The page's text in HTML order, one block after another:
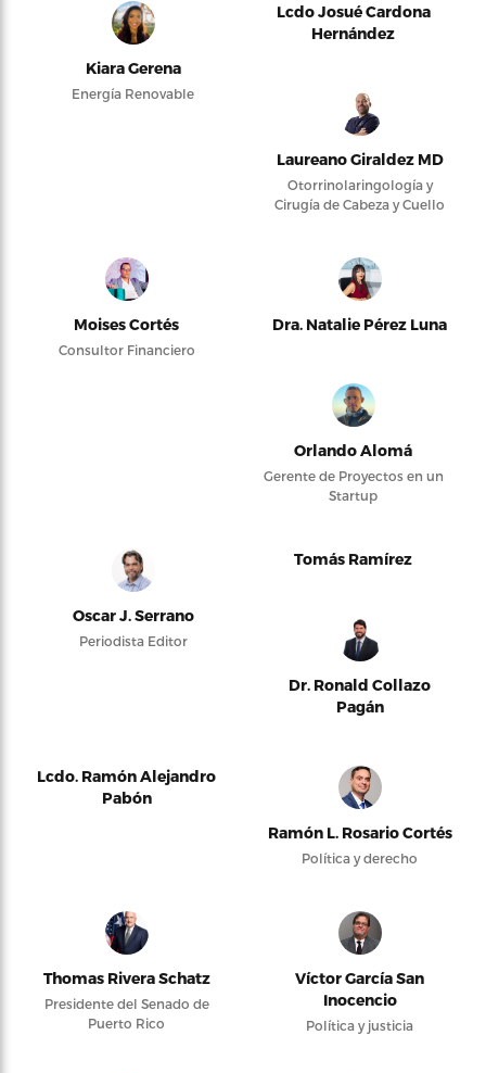
Kiara Gerena
Energía Renovable
Lcdo Josué Cardona
Hernández
Laureano Giraldez MD
Otorrinolaringología y
Cirugía de Cabeza y Cuello
Moises Cortés
Consultor Financiero
Dra. Natalie Pérez Luna
Orlando Alomá
Gerente de Proyectos en un
Startup
Oscar J. Serrano
Periodista Editor
Tomás Ramírez
Dr. Ronald Collazo
Pagán
Lcdo. Ramón Alejandro
Pabón
Ramón L. Rosario Cortés
Política y derecho
Thomas Rivera Schatz
Presidente del Senado de
Puerto Rico
Víctor García San
Inocencio
Política y justicia